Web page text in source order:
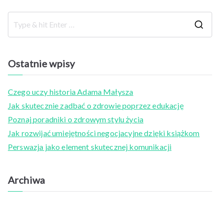
Ostatnie wpisy
Czego uczy historia Adama Małysza
Jak skutecznie zadbać o zdrowie poprzez edukację
Poznaj poradniki o zdrowym stylu życia
Jak rozwijać umiejętności negocjacyjne dzięki książkom
Perswazja jako element skutecznej komunikacji
Archiwa